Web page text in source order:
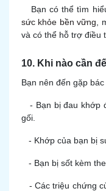
Bạn có thể tìm
sức khỏe bền vững ,
và có thể hỗ trợ điều
10. Khi nào cần
Bạn nên đến gặp
- Bạn bị đau khớp
gối.
- Khớp của bạn bị
- Bạn bị sốt kèm
- Các triệu chứng